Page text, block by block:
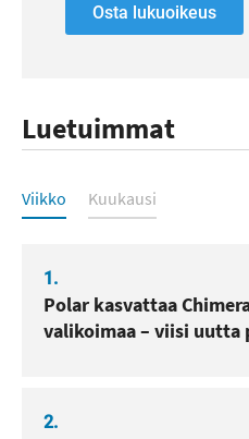
Osta lukuoikeus
Luetuimmat
Luetuimmat
Viikko Kuukausi
1.
Polar kasvattaa
valikoimaa – viisi uutta
2.